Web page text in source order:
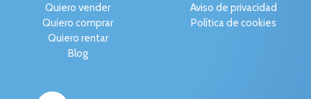
Quiero vender
Quiero comprar
Quiero rentar
Blog
Aviso de privacidad
Política de cookies